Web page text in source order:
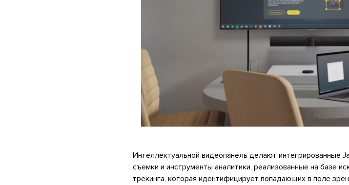
Интеллектуальной видеопанель делают интегрированные
съемки и инструменты аналитики, реализованные на базе
трекинга, которая идентифицирует попадающих в поле